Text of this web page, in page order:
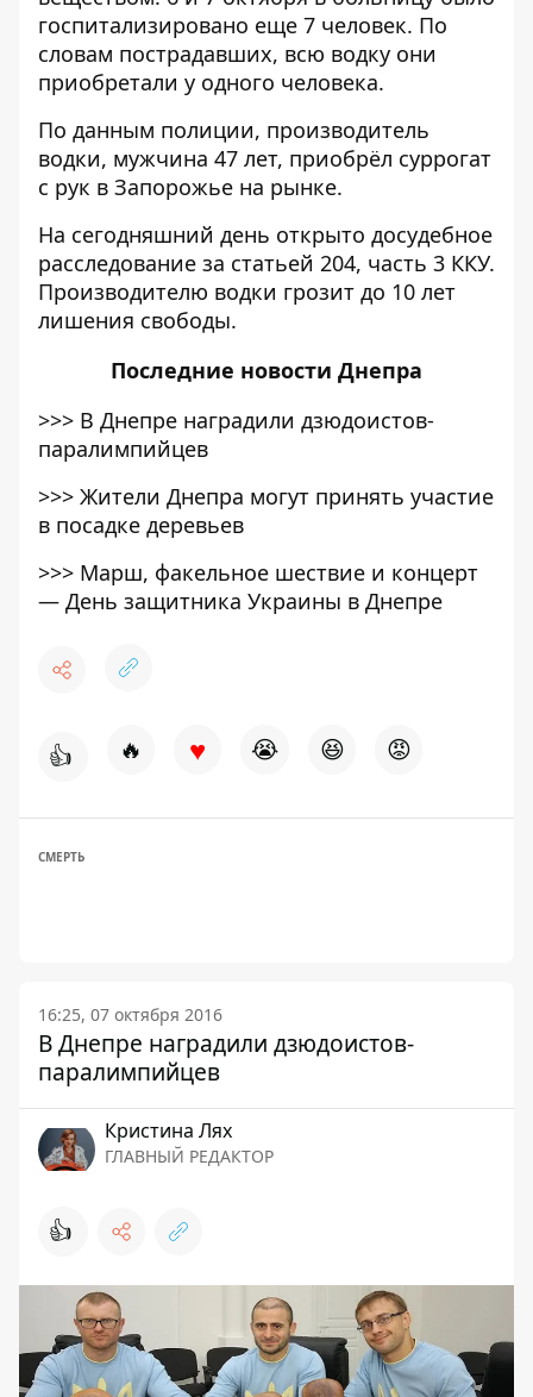
госпитализировано еще 7 человек. По
словам пострадавших, всю водку они
приобретали у одного человека.
По данным полиции, производитель
водки, мужчина 47 лет, приобрёл суррогат
с рук в Запорожье на рынке.
На сегодняшний день открыто досудебное
расследование за статьей 204, часть 3 ККУ.
Производителю водки грозит до 10 лет
лишения свободы.
Последние новости Днепра
>>> В Днепре наградили дзюдоистов-
паралимпийцев
>>> Жители Днепра могут принять участие
в посадке деревьев
>>> Марш, факельное шествие и концерт
— День защитника Украины в Днепре
👍 🔥 ♥ 😭 😆 😡
СМЕРТЬ
16:25, 07 октября 2016
В Днепре наградили дзюдоистов-
паралимпийцев
Кристина Лях
ГЛАВНЫЙ РЕДАКТОР
👍